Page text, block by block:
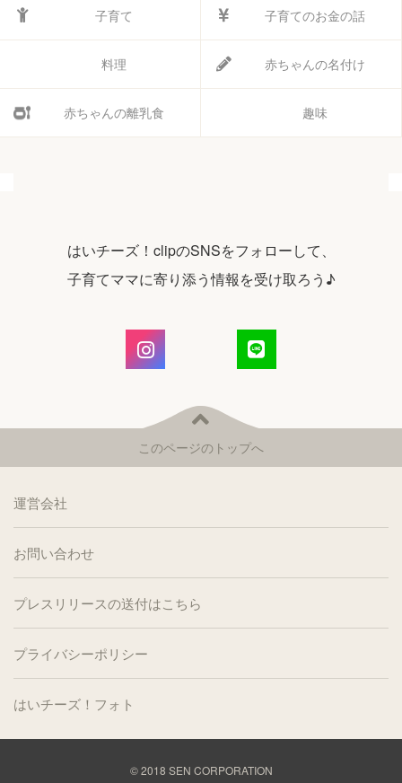
子育て 子育てのお金の話
料理 赤ちゃんの名付け
赤ちゃんの離乳食 趣味
はいチーズ！clipのSNSをフォローして、
子育てママに寄り添う情報を受け取ろう♪
このページのトップへ
運営会社
お問い合わせ
プレスリリースの送付はこちら
プライバシーポリシー
はいチーズ！フォト
© 2018 SEN CORPORATION